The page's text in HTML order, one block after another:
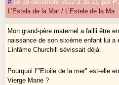
# Le 19 décembre 2022 à 16:11, par
L’Estela de la Mar / L’Estele de la Ma
Mon grand-père maternel a failli être
naissance de son sixième enfant lui a
L’infâme Churchill sévissait déjà.
Pourquoi l’"Etoile de la mer" est-elle
Vierge Marie ?